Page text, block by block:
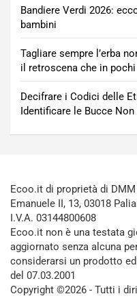
Bandiere Verdi 2026:
bambini
Tagliare sempre l’erba
il retroscena che in
Decifrare i Codici delle
Identificare le Bucce
Ecoo.it di proprietà di
Emanuele II, 13, 03018
I.V.A. 03144800608
Ecoo.it non è una testata
aggiornato senza alcuna
considerarsi un prodotto
del 07.03.2001
Copyright ©2026 - Tutti i